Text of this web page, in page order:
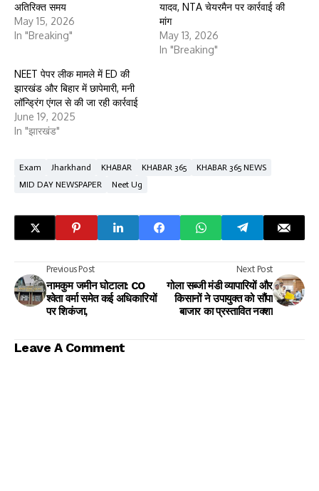
अतिरिक्त समय
May 15, 2026
In "Breaking"
यादव, NTA चेयरमैन पर कार्रवाई की
मांग
May 13, 2026
In "Breaking"
NEET पेपर लीक मामले में ED की
झारखंड और बिहार में छापेमारी, मनी
लॉन्ड्रिंग एंगल से की जा रही कार्रवाई
June 19, 2025
In "झारखंड"
Exam Jharkhand KHABAR KHABAR 365
KHABAR 365 NEWS
MID DAY NEWSPAPER
Neet Ug
Previous Post
नामकुम जमीन घोटाला: CO
श्वेता वर्मा समेत कई अधिकारियों
पर शिकंजा,
Next Post
गोला सब्जी मंडी व्यापारियों और
किसानों ने उपायुक्त को सौंपा
बाजार का प्रस्तावित नक्शा
Leave A Comment